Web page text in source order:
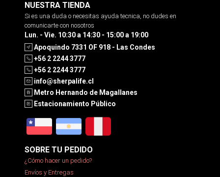
NUESTRA TIENDA
Si es una duda o necesitas ayuda tecnica, no dudes en
comunicarte con nosotros
Lun. - Vie. 10:30 a 14:30 - 15:00 a 19:00
Apoquindo 7331 OF 918 - Las Condes
+56 2 2244 3777
+56 2 2244 3777
info@sherpalife.cl
Metro Hernando de Magallanes
Estacionamiento Público
SOBRE TU PEDIDO
¿Cómo hacer un pedido?
Envíos y Entregas